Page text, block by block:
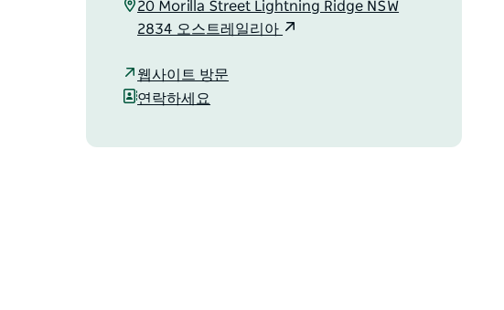
20 Morilla Street Lightning Ridge NSW
2834 오스트레일리아
웹사이트 방문
연락하세요